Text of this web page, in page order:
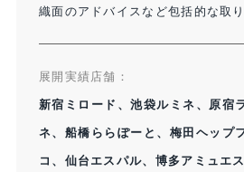
織面のアドバイスなど包括的な取り
展開実績店舗：​
新宿ミロード、池袋ルミネ、原宿
ネ、船橋ららぽーと、梅田ヘップ
コ、仙台エスパル、博多アミュエ